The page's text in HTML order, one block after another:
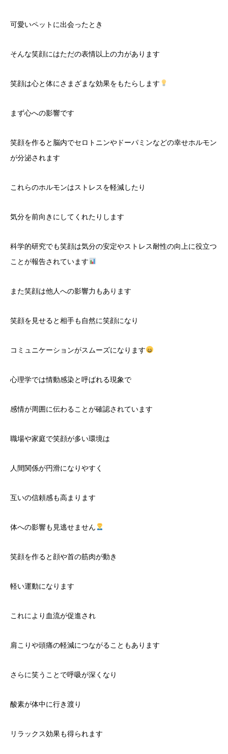
可愛いペットに出会ったとき
そんな笑顔にはただの表情以上の力があります
笑顔は心と体にさまざまな効果をもたらします
まず心への影響です
笑顔を作ると脳内でセロトニンやドーパミンなどの幸せホルモン
が分泌されます
これらのホルモンはストレスを軽減したり
気分を前向きにしてくれたりします
科学的研究でも笑顔は気分の安定やストレス耐性の向上に役立つ
ことが報告されています
また笑顔は他人への影響力もあります
笑顔を見せると相手も自然に笑顔になり
コミュニケーションがスムーズになります
心理学では情動感染と呼ばれる現象で
感情が周囲に伝わることが確認されています
職場や家庭で笑顔が多い環境は
人間関係が円滑になりやすく
互いの信頼感も高まります
体への影響も見逃せません
笑顔を作ると顔や首の筋肉が動き
軽い運動になります
これにより血流が促進され
肩こりや頭痛の軽減につながることもあります
さらに笑うことで呼吸が深くなり
酸素が体中に行き渡り
リラックス効果も得られます